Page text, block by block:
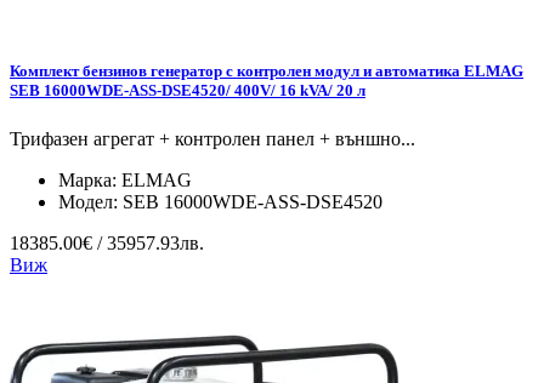
Комплект бензинов генератор с контролен модул и автоматика ELMAG
SEB 16000WDE-ASS-DSE4520/ 400V/ 16 kVA/ 20 л
Трифазен агрегат + контролен панел + външно...
Марка: ELMAG
Модел: SEB 16000WDE-ASS-DSE4520
18385.00€ / 35957.93лв.
Виж